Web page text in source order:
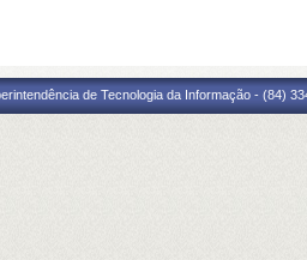
de Tecnologia da Informação - (84)